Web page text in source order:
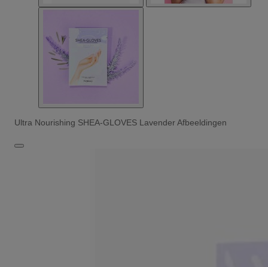
Ultra Nourishing SHEA-GLOVES Lavender Afbeeldingen